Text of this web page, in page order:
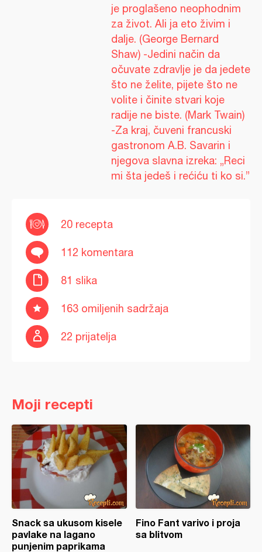
je proglašeno neophodnim
za život. Ali ja eto živim i
dalje. (George Bernard
Shaw) -Jedini način da
očuvate zdravlje je da jedete
što ne želite, pijete što ne
volite i činite stvari koje
radije ne biste. (Mark Twain)
-Za kraj, čuveni francuski
gastronom A.B. Savarin i
njegova slavna izreka: „Reci
mi šta jedeš i rećiću ti ko si.”
20 recepta
112 komentara
81 slika
163 omiljenih sadržaja
22 prijatelja
Moji recepti
Snack sa ukusom kisele
pavlake na lagano
punjenim paprikama
Fino Fant varivo i proja
sa blitvom